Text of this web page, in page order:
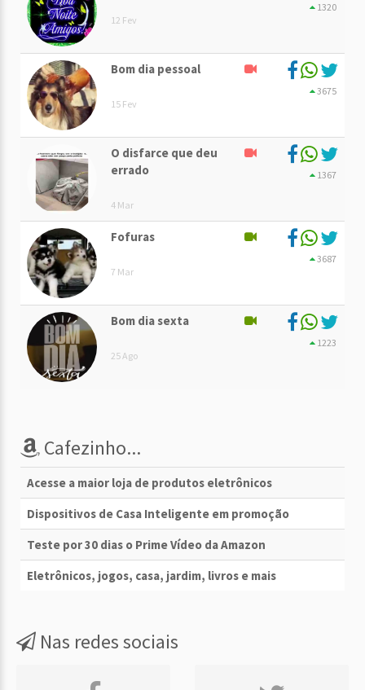
12 Fev
1320
Bom dia pessoal
15 Fev
3675
O disfarce que deu
errado
4 Mar
1367
Fofuras
7 Mar
3687
Bom dia sexta
25 Ago
1223
Cafezinho...
Acesse a maior loja de produtos eletrônicos
Dispositivos de Casa Inteligente em promoção
Teste por 30 dias o Prime Vídeo da Amazon
Eletrônicos, jogos, casa, jardim, livros e mais
Nas redes sociais